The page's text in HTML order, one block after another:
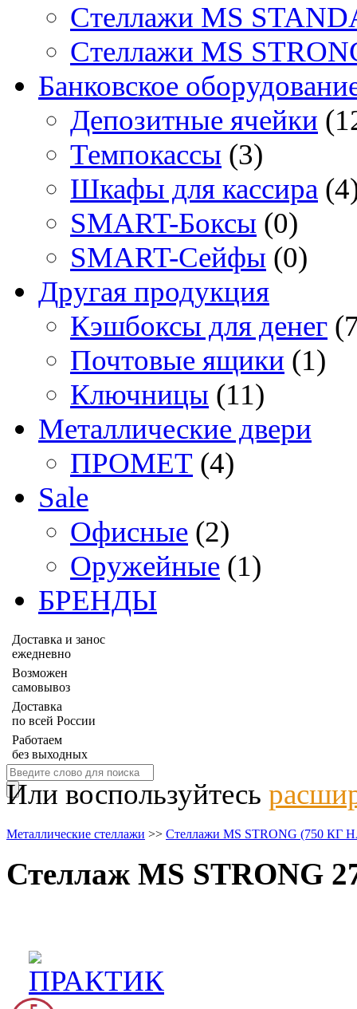
Стеллажи MS
Стеллажи MS
Банковское
Депозитные ячейки
Темпокассы (3)
Шкафы для кассира
SMART-Боксы (0)
SMART-Сейфы (0)
Другая продукция
Кэшбоксы для денег
Почтовые ящики (1)
Ключницы (11)
Металлические двери
ПРОМЕТ (4)
Sale
Офисные (2)
Оружейные (1)
БРЕНДЫ
Доставка и занос
ежедневно
Возможен
самовывоз
Доставка
по всей России
Работаем
без выходных
Или воспользуйтесь
Металлические стеллажи >> Стеллажи MS STRONG (750
Стеллаж MS STRONG